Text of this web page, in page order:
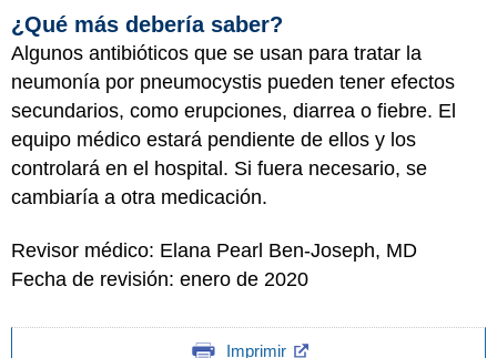
¿Qué más debería saber?
Algunos antibióticos que se usan para tratar la
neumonía por pneumocystis pueden tener efectos
secundarios, como erupciones, diarrea o fiebre. El
equipo médico estará pendiente de ellos y los
controlará en el hospital. Si fuera necesario, se
cambiaría a otra medicación.
Revisor médico: Elana Pearl Ben-Joseph, MD
Fecha de revisión: enero de 2020
Imprimir